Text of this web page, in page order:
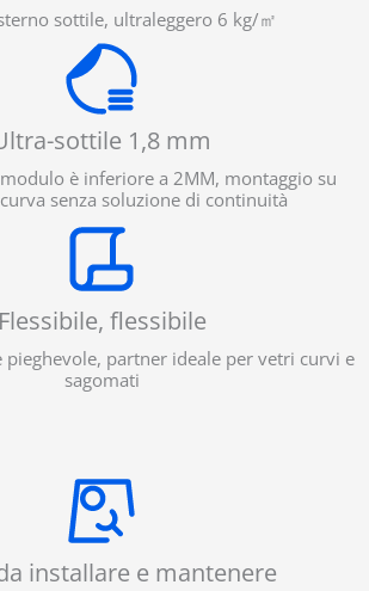
sottile, ultraleggero 6 kg/㎡
sottile 1,8 mm
è inferiore a 2MM, montaggio su
senza soluzione di continuità
Flessibile, flessibile
pieghevole, partner ideale per vetri curvi e
sagomati
installare e mantenere